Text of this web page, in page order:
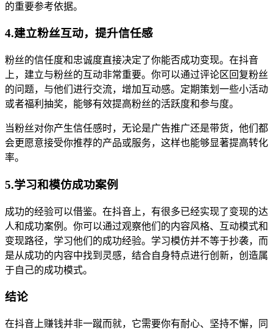
的重要参考依据。
4.建立粉丝互动，提升信任感
粉丝的信任度和忠诚度直接决定了你能否成功变现。在抖音
上，建立与粉丝的互动非常重要。你可以通过评论区回复粉丝
的问题，与他们进行交流，增加互动感。定期策划一些小活动
或者福利抽奖，能够有效提高粉丝的活跃度和参与度。
当粉丝对你产生信任感时，无论是广告推广还是带货，他们都
会更愿意接受你推荐的产品或服务，这样也能够显著提高转化
率。
5.学习和模仿成功案例
成功的经验可以借鉴。在抖音上，有很多已经实现了变现的达
人和成功案例。你可以通过观察他们的内容风格、互动模式和
变现路径，学习他们的成功经验。学习模仿并不等于抄袭，而
是从成功的内容中找到灵感，结合自身特点进行创新，创造属
于自己的成功模式。
结论
在抖音上赚钱并非一蹴而就，它需要你有耐心、坚持不懈，同